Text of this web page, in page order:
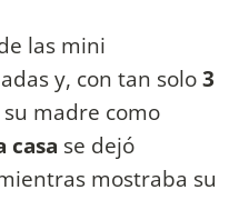
las mini
y, con tan solo3
madre como
casa se dejó
mostraba su